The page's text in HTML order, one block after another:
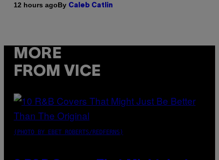
12 hours agoBy Caleb Catlin
MORE
FROM VICE
(PHOTO BY EBET ROBERTS/REDFERNS)